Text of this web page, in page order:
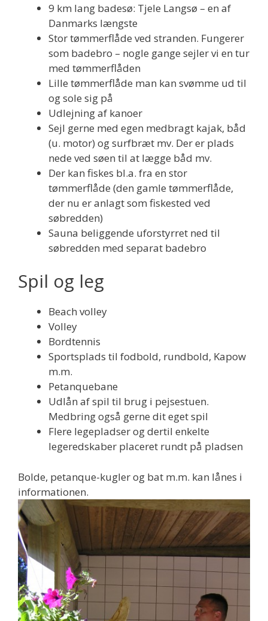
9 km lang badesø: Tjele Langsø – en af
Danmarks længste
Stor tømmerflåde ved stranden. Fungerer
som badebro – nogle gange sejler vi en tur
med tømmerflåden
Lille tømmerflåde man kan svømme ud til
og sole sig på
Udlejning af kanoer
Sejl gerne med egen medbragt kajak, båd
(u. motor) og surfbræt mv. Der er plads
nede ved søen til at lægge båd mv.
Der kan fiskes bl.a. fra en stor
tømmerflåde (den gamle tømmerflåde,
der nu er anlagt som fiskested ved
søbredden)
Sauna beliggende uforstyrret ned til
søbredden med separat badebro
Spil og leg
Beach volley
Volley
Bordtennis
Sportsplads til fodbold, rundbold, Kapow
m.m.
Petanquebane
Udlån af spil til brug i pejsestuen.
Medbring også gerne dit eget spil
Flere legepladser og dertil enkelte
legeredskaber placeret rundt på pladsen
Bolde, petanque-kugler og bat m.m. kan lånes i
informationen.